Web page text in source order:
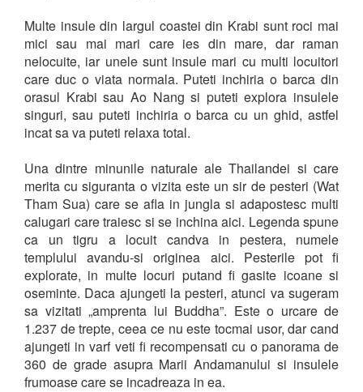
Multe insule din largul coastei din Krabi sunt roci mai
mici sau mai mari care ies din mare, dar raman
nelocuite, iar unele sunt insule mari cu multi locuitori
care duc o viata normala. Puteti inchiria o barca din
orasul Krabi sau Ao Nang si puteti explora insulele
singuri, sau puteti inchiria o barca cu un ghid, astfel
incat sa va puteti relaxa total.
Una dintre minunile naturale ale Thailandei si care
merita cu siguranta o vizita este un sir de pesteri (Wat
Tham Sua) care se afla in jungla si adapostesc multi
calugari care traiesc si se inchina aici. Legenda spune
ca un tigru a locuit candva in pestera, numele
templului avandu-si originea aici. Pesterile pot fi
explorate, in multe locuri putand fi gasite icoane si
oseminte. Daca ajungeti la pesteri, atunci va sugeram
sa vizitati „amprenta lui Buddha”. Este o urcare de
1.237 de trepte, ceea ce nu este tocmai usor, dar cand
ajungeti in varf veti fi recompensati cu o panorama de
360 de grade asupra Marii Andamanului si insulele
frumoase care se incadreaza in ea.